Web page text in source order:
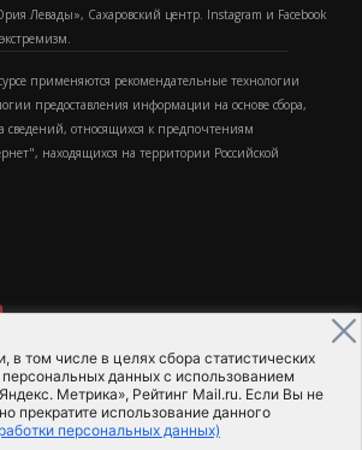
в том числе в целях сбора статистических
данных с использованием
Метрика», Рейтинг Mail.ru. Если Вы не
прекратите использование данного
персональных данных)
Левады», Сахаровский центр. Instagram и Facebook
применяются рекомендательные технологии
предоставления информации на основе сбора,
сведений, относящихся к предпочтениям
находящихся на территории Российской
агентство МедиаПоток